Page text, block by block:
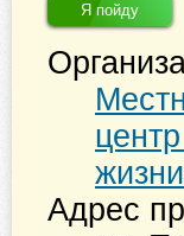
Я пойду
Адрес